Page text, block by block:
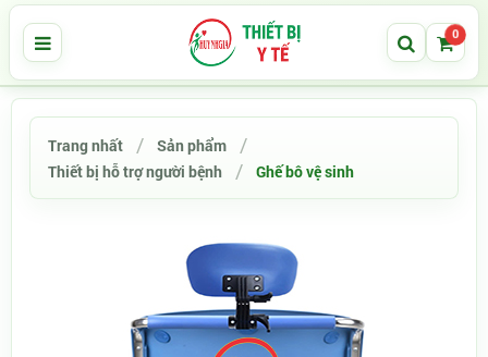
0
Trang nhất
Sản phẩm
Thiết bị hỗ trợ người bệnh
Ghế bô vệ sinh